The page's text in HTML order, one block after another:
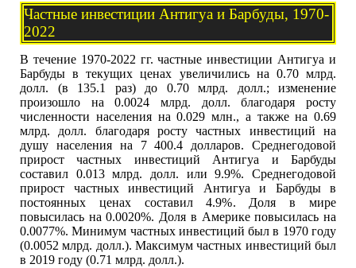
Частные инвестиции Антигуа и Барбуды, 1970-
2022
В течение 1970-2022 гг. частные инвестиции Антигуа и
Барбуды в текущих ценах увеличились на 0.70 млрд.
долл. (в 135.1 раз) до 0.70 млрд. долл.; изменение
произошло на 0.0024 млрд. долл. благодаря росту
численности населения на 0.029 млн., а также на 0.69
млрд. долл. благодаря росту частных инвестиций на
душу населения на 7 400.4 долларов. Среднегодовой
прирост частных инвестиций Антигуа и Барбуды
составил 0.013 млрд. долл. или 9.9%. Среднегодовой
прирост частных инвестиций Антигуа и Барбуды в
постоянных ценах составил 4.9%. Доля в мире
повысилась на 0.0020%. Доля в Америке повысилась на
0.0077%. Минимум частных инвестиций был в 1970 году
(0.0052 млрд. долл.). Максимум частных инвестиций был
в 2019 году (0.71 млрд. долл.).